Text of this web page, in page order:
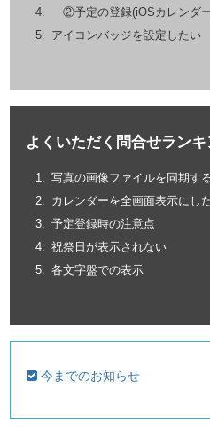
②予定の登録(iOSカレンダ
アイコンバッジを設定したい
よくいただく問合せランキ
写真の画像ファイルを同期す
カレンダーを全画面表示にし
予定登録時の注意点
祝祭日が表示されない
各文字盤での表示
今までのお知らせ